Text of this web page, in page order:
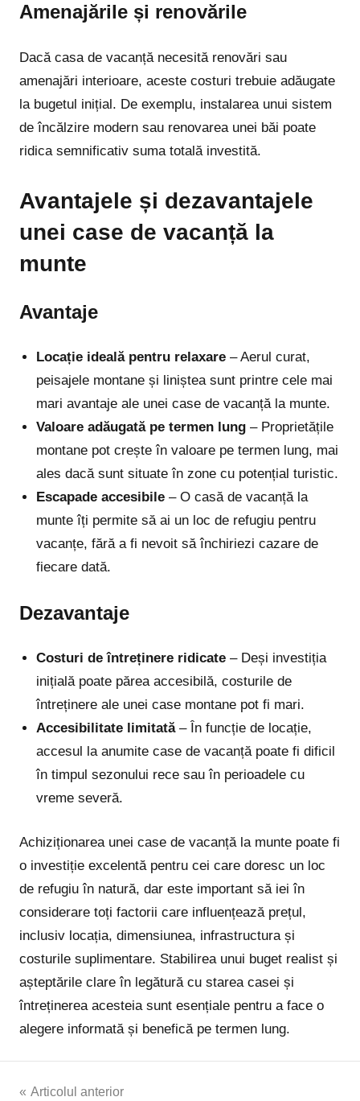
Amenajările și renovările
Dacă casa de vacanță necesită renovări sau
amenajări interioare, aceste costuri trebuie adăugate
la bugetul inițial. De exemplu, instalarea unui sistem
de încălzire modern sau renovarea unei băi poate
ridica semnificativ suma totală investită.
Avantajele și dezavantajele
unei case de vacanță la
munte
Avantaje
Locație ideală pentru relaxare – Aerul curat,
peisajele montane și liniștea sunt printre cele mai
mari avantaje ale unei case de vacanță la munte.
Valoare adăugată pe termen lung – Proprietățile
montane pot crește în valoare pe termen lung, mai
ales dacă sunt situate în zone cu potențial turistic.
Escapade accesibile – O casă de vacanță la
munte îți permite să ai un loc de refugiu pentru
vacanțe, fără a fi nevoit să închiriezi cazare de
fiecare dată.
Dezavantaje
Costuri de întreținere ridicate – Deși investiția
inițială poate părea accesibilă, costurile de
întreținere ale unei case montane pot fi mari.
Accesibilitate limitată– În funcție de locație,
accesul la anumite case de vacanță poate fi dificil
în timpul sezonului rece sau în perioadele cu
vreme severă.
Achiziționarea unei case de vacanță la munte poate fi
o investiție excelentă pentru cei care doresc un loc
de refugiu în natură, dar este important să iei în
considerare toți factorii care influențează prețul,
inclusiv locația, dimensiunea, infrastructura și
costurile suplimentare. Stabilirea unui buget realist și
așteptările clare în legătură cu starea casei și
întreținerea acesteia sunt esențiale pentru a face o
alegere informată și benefică pe termen lung.
Articolul anterior